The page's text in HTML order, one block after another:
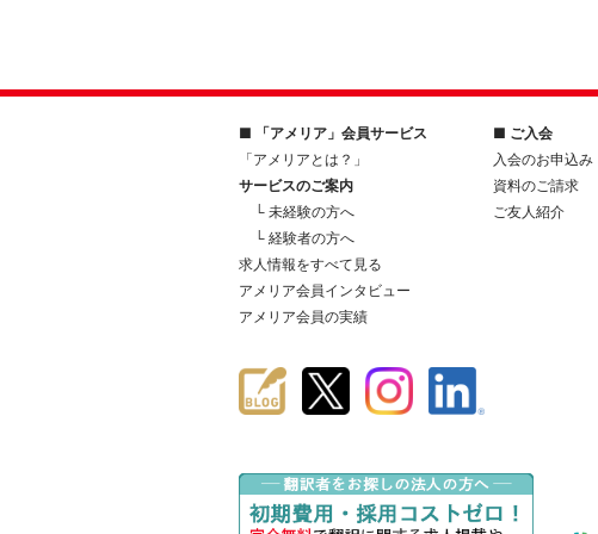
■ 「アメリア」会員サービス
「アメリアとは？」
サービスのご案内
└ 未経験の方へ
└ 経験者の方へ
求人情報をすべて見る
アメリア会員インタビュー
アメリア会員の実績
■ ご入会
入会のお申込み
資料のご請求
ご友人紹介